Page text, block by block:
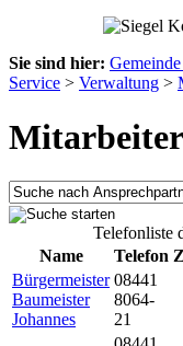
Sie sind hier:
Service > Verwaltung >
Telefonliste
Name
Telefon
Bürgermeister
Baumeister
Johannes
08441
8064-
21